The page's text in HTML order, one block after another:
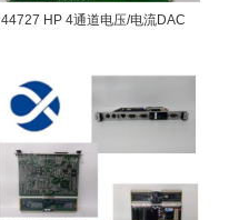
44727 HP 4通道电压/电流DAC